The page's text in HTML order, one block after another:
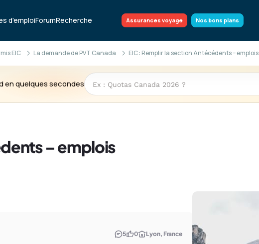
d'emploiForumRecherche Assurances voyage Nos bons plans
EIC La demande de PVT Canada EIC : Remplir la section Antécédents – emplois
en quelques secondes
– emplois
5 0 Lyon, France